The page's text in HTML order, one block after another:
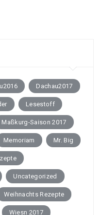
Dachau2017
Lesestoff
Maßkurg-Saison 2017
Memoriam Mr. Big
Uncategorized
Weihnachts Rezepte
Wiesn 2017